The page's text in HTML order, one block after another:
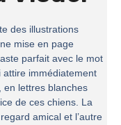
des illustrations
mise en page
parfait avec le mot
attire immédiatement
en lettres blanches
de ces chiens. La
amical et l’autre